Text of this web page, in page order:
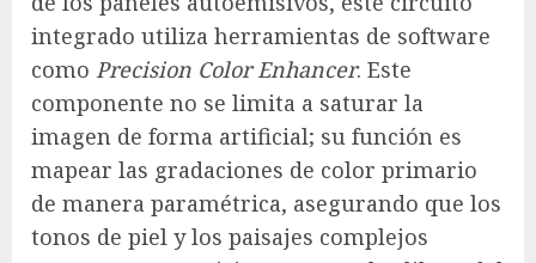
integrado utiliza herramientas de software
como Precision Color Enhancer. Este
componente no se limita a saturar la
imagen de forma artificial; su función es
mapear las gradaciones de color primario
de manera paramétrica, asegurando que los
tonos de piel y los paisajes complejos